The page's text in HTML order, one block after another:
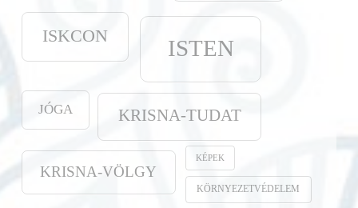
ISKCON ISTEN
JÓGA KRISNA-TUDAT
KRISNA-VÖLGY
KÉPEK
KÖRNYEZETVÉDELEM